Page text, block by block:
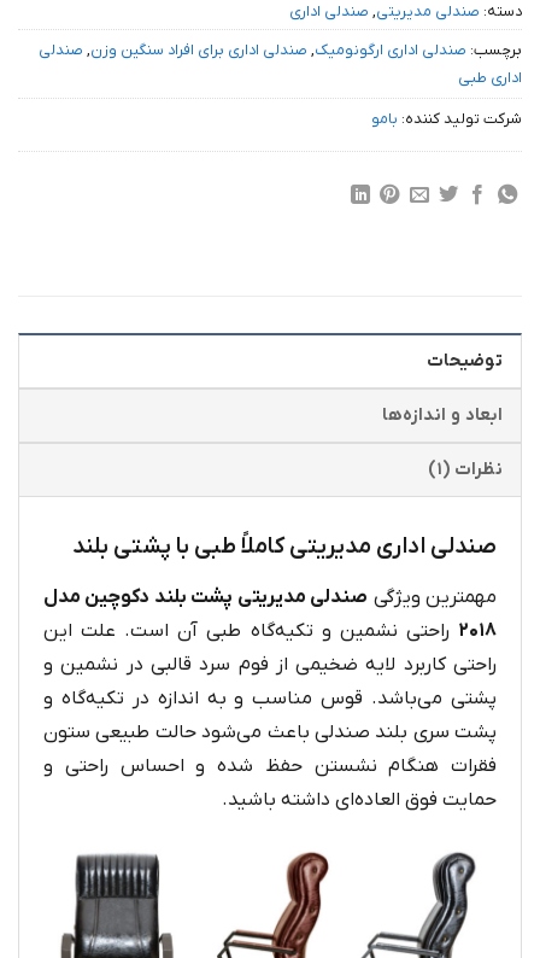
دسته: صندلی مدیریتی, صندلی اداری
برچسب: صندلی اداری ارگونومیک, صندلی اداری برای افراد سنگین وزن, صندلی
اداری طبی
شرکت تولید کننده: بامو
توضیحات
ابعاد و اندازه‌ها
نظرات (۱)
صندلی اداری مدیریتی کاملاً طبی با پشتی بلند
مهمترین ویژگی صندلی مدیریتی پشت بلند دکوچین مدل
۲۰۱۸ راحتی نشمین و تکیه‌گاه طبی آن است. علت این
راحتی کاربرد لایه ضخیمی از فوم سرد قالبی در نشمین و
پشتی می‌باشد. قوس مناسب و به اندازه در تکیه‌گاه و
پشت سری بلند صندلی باعث می‌شود حالت طبیعی ستون
فقرات هنگام نشستن حفظ شده و احساس راحتی و
حمایت فوق العاده‌ای داشته باشید.